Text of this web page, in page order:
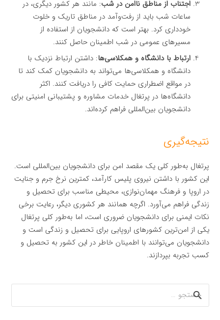
اجتناب از مناطق ناامن در شب: مانند هر کشور دیگری، در
ساعات شب باید از رفت‌وآمد در مناطق تاریک و خلوت
خودداری کرد. بهتر است که دانشجویان از استفاده از
مسیرهای عمومی در شب اطمینان حاصل کنند.
ارتباط با دانشگاه و همکلاسی‌ها: داشتن ارتباط نزدیک با
دانشگاه و همکلاسی‌ها می‌تواند به دانشجویان کمک کند تا
در مواقع اضطراری حمایت کافی را دریافت کنند. اکثر
دانشگاه‌ها در پرتغال خدمات مشاوره و پشتیبانی امنیتی برای
دانشجویان بین‌المللی فراهم کرده‌اند.
نتیجه‌گیری
پرتغال به‌طور کلی یک مقصد امن برای دانشجویان بین‌المللی است.
این کشور با داشتن نیروی پلیس کارآمد، کمترین نرخ جرم و جنایت
در اروپا و فرهنگ مهمان‌نوازی، محیطی مناسب برای تحصیل و
زندگی فراهم می‌آورد. اگرچه همانند هر کشوری دیگر، رعایت برخی
نکات ایمنی برای دانشجویان ضروری است، اما به‌طور کلی پرتغال
یکی از امن‌ترین کشورهای اروپایی برای تحصیل و زندگی است و
دانشجویان می‌توانند با اطمینان خاطر در این کشور به تحصیل و
کسب تجربه بپردازند.
جستجو
برای: